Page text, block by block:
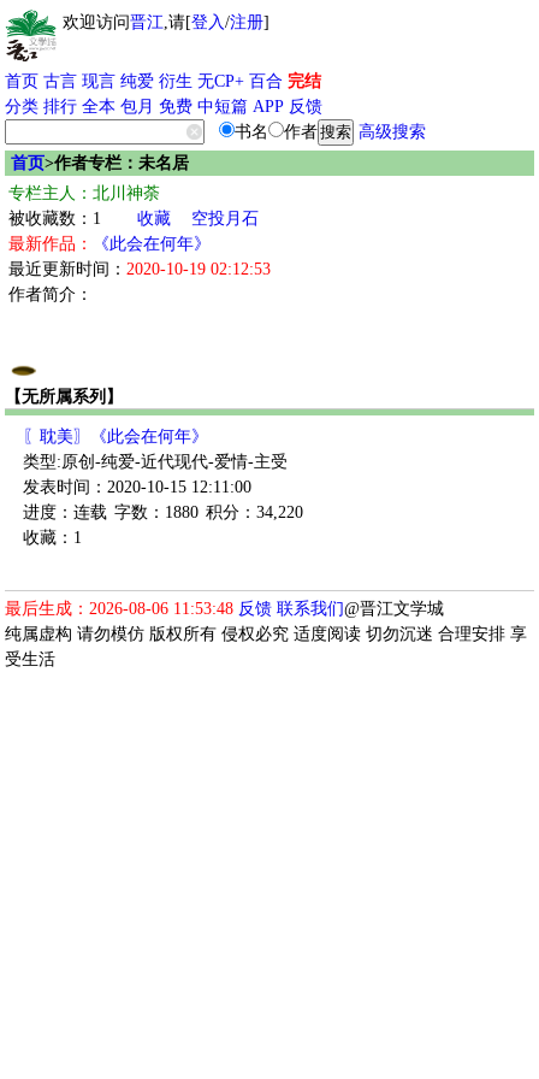
欢迎访问晋江,请[登入/注册]
首页 古言 现言 纯爱 衍生 无CP+ 百合 完结
分类 排行 全本 包月 免费 中短篇 APP 反馈
书名
作者
高级搜索
首页>作者专栏：未名居
专栏主人：北川神荼
被收藏数：1
收藏
空投月石
最新作品：
《此会在何年》
最近更新时间： 2020-10-19 02:12:53
作者简介：
【无所属系列】
〖耽美〗《此会在何年》
类型:原创-纯爱-近代现代-爱情-主受
发表时间：2020-10-15 12:11:00
进度：连载 字数：1880 积分：34,220
收藏：1
最后生成：2026-08-06 11:53:48 反馈 联系我们@晋江文学城
纯属虚构 请勿模仿 版权所有 侵权必究 适度阅读 切勿沉迷 合理安排 享
受生活